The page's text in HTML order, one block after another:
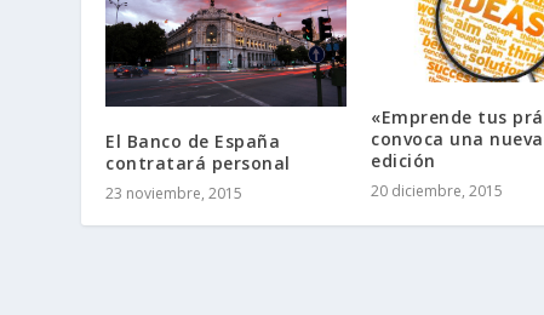
El Banco de España
contratará personal
23 noviembre, 2015
«Emprende tus
convoca una nueva
edición
20 diciembre, 2015